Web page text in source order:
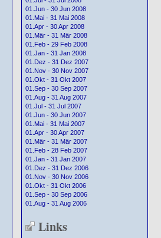
01.Jun - 30 Jun 2008
01.Mai - 31 Mai 2008
01.Apr - 30 Apr 2008
01.Mär - 31 Mär 2008
01.Feb - 29 Feb 2008
01.Jan - 31 Jan 2008
01.Dez - 31 Dez 2007
01.Nov - 30 Nov 2007
01.Okt - 31 Okt 2007
01.Sep - 30 Sep 2007
01.Aug - 31 Aug 2007
01.Jul - 31 Jul 2007
01.Jun - 30 Jun 2007
01.Mai - 31 Mai 2007
01.Apr - 30 Apr 2007
01.Mär - 31 Mär 2007
01.Feb - 28 Feb 2007
01.Jan - 31 Jan 2007
01.Dez - 31 Dez 2006
01.Nov - 30 Nov 2006
01.Okt - 31 Okt 2006
01.Sep - 30 Sep 2006
01.Aug - 31 Aug 2006
Links